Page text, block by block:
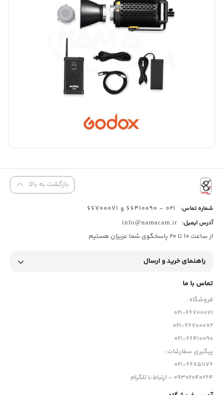
بازگشت به بالا
شماره تماس: 021 - 66410090 و 66700071
آدرس ایمیل: info@namacam.ir
از ساعت 10 تا 20 پاسخگوی شما عزیزان هستیم
راهنمای خرید و ارسال
تماس با ما
فروشگاه :
021-66700071
021-66700072
021-66410090
پیگیری سفارشات :
021-66751176
09302040264 – ارتباط با تلگرام